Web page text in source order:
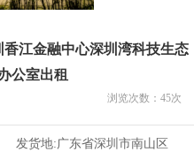
江金融中心深圳湾科技生态
公室出租
浏览次数： 45次
发货地:广东省深圳市南山区